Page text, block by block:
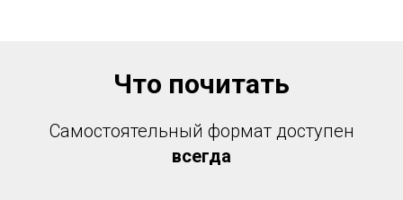
Что почитать
Самостоятельный формат доступен
всегда